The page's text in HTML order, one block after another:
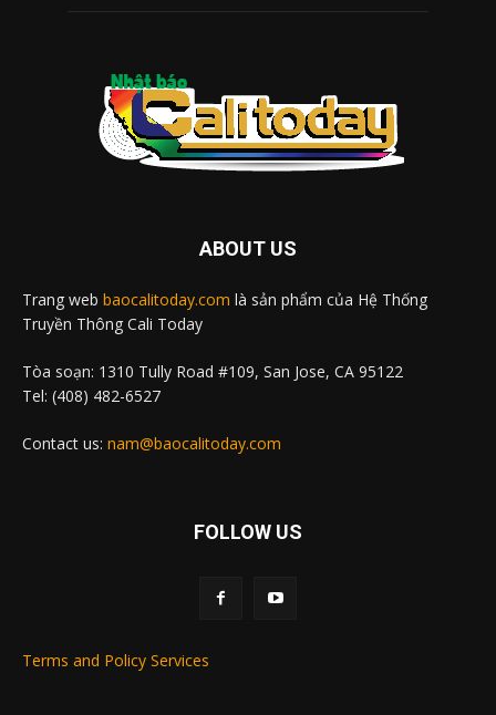
ABOUT US
Trang web baocalitoday.com là sản phẩm của Hệ Thống
Truyền Thông Cali Today
Tòa soạn: 1310 Tully Road #109, San Jose, CA 95122
Tel: (408) 482-6527
Contact us: nam@baocalitoday.com
FOLLOW US
Terms and Policy Services